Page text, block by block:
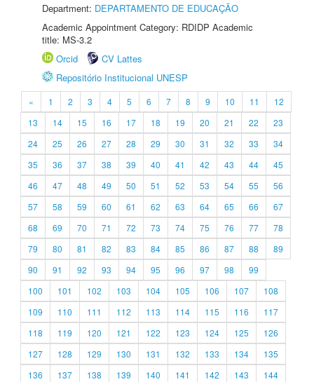
Department: DEPARTAMENTO DE EDUCAÇÃO
Academic Appointment Category: RDIDP Academic
title: MS-3.2
Orcid
CV Lattes
Repositório Institucional UNESP
« 1 2 3 4 5 6 7 8 9 10 11
12
13
14 15 16 17 18 19 20 21 22
23
24
25 26 27 28 29 30 31 32 33
34
35
36 37 38 39 40 41 42 43 44
45
46
47 48 49 50 51 52 53 54 55
56
57
58 59 60 61 62 63 64 65 66
67
68
69 70 71 72 73 74 75 76 77
78
79
80 81 82 83 84 85 86 87 88
89
90
91 92 93 94 95 96 97 98
99
100
101 102 103 104 105 106 107
108
109
110 111 112 113 114 115 116
117
118
119 120 121 122 123 124 125
126
127
128 129 130 131 132 133 134
135
136
137 138 139 140 141 142 143
144